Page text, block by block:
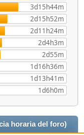
3d15h44m
2d15h52m
2d11h24m
2d4h3m
2d55m
1d16h36m
1d13h41m
1d6h0m
horaria del foro)